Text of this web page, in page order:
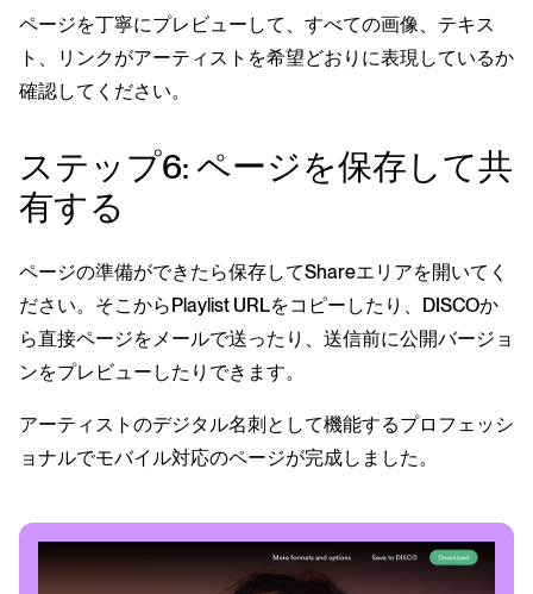
ページを丁寧にプレビューして、すべての画像、テキス
ト、リンクがアーティストを希望どおりに表現しているか
確認してください。
ステップ6: ページを保存して共
有する
ページの準備ができたら保存してShareエリアを開いてく
ださい。そこからPlaylist URLをコピーしたり、DISCOか
ら直接ページをメールで送ったり、送信前に公開バージョ
ンをプレビューしたりできます。
アーティストのデジタル名刺として機能するプロフェッシ
ョナルでモバイル対応のページが完成しました。